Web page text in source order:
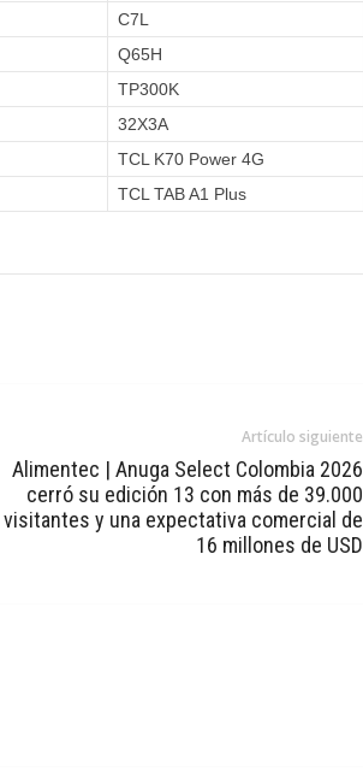
C7L
Q65H
TP300K
32X3A
TCL K70 Power 4G
TCL TAB A1 Plus
Artículo siguiente
Alimentec | Anuga Select Colombia 2026
cerró su edición 13 con más de 39.000
visitantes y una expectativa comercial de
16 millones de USD